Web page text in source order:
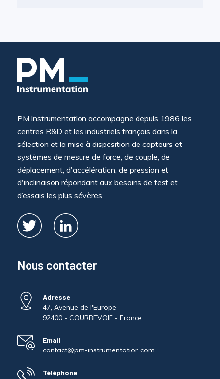
PM instrumentation accompagne depuis 1986 les
centres R&D et les industriels français dans la
sélection et la mise à disposition de capteurs et
systèmes de mesure de force, de couple, de
déplacement, d'accélération, de pression et
d'inclinaison répondant aux besoins de test et
d’essais les plus sévères.
Nous contacter
Adresse
47, Avenue de l'Europe
92400 - COURBEVOIE - France
Email
contact@pm-instrumentation.com
Téléphone